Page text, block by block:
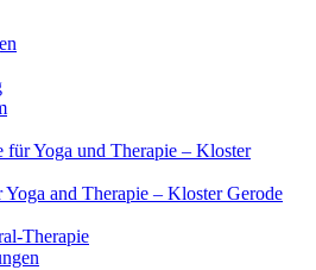
für Yoga und Therapie – Kloster
and Therapie – Kloster Gerode
Therapie